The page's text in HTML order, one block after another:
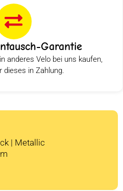
Garantie
anderes Velo bei uns kaufen,
dieses in Zahlung.
| Metallic